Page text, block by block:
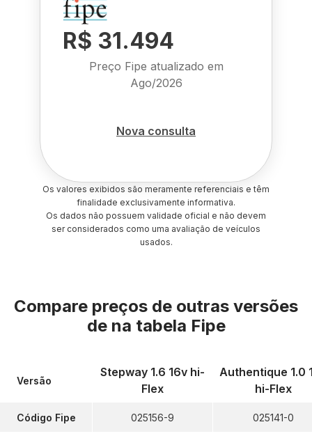
R$ 31.494
Preço Fipe atualizado em
Ago/2026
Nova consulta
Os valores exibidos são meramente referenciais e têm
finalidade exclusivamente informativa.
Os dados não possuem validade oficial e não devem
ser considerados como uma avaliação de veículos
usados.
Compare preços de outras versões
de na tabela Fipe
Versão
Código Fipe
Stepway 1.6 16v hi-
Flex
025156-9
Authentique 1.0
hi-Flex
025141-0